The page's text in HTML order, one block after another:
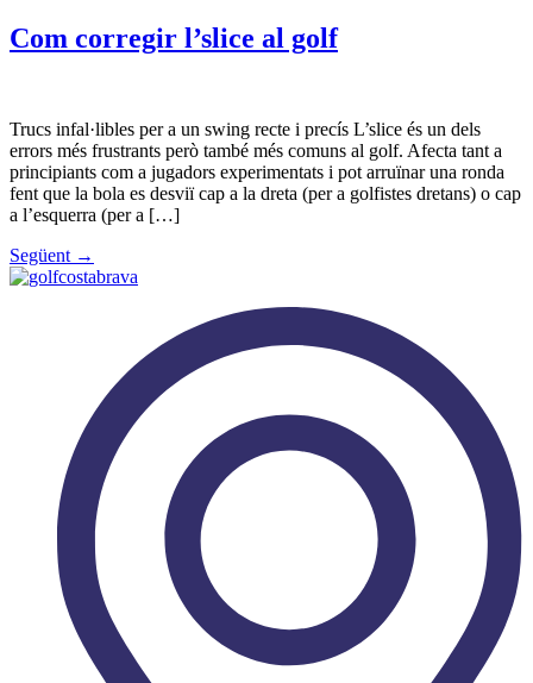
Com corregir l’slice al golf
Trucs infal·libles per a un swing recte i precís L’slice és un dels
errors més frustrants però també més comuns al golf. Afecta tant a
principiants com a jugadors experimentats i pot arruïnar una ronda
fent que la bola es desviï cap a la dreta (per a golfistes dretans) o cap
a l’esquerra (per a […]
Següent →